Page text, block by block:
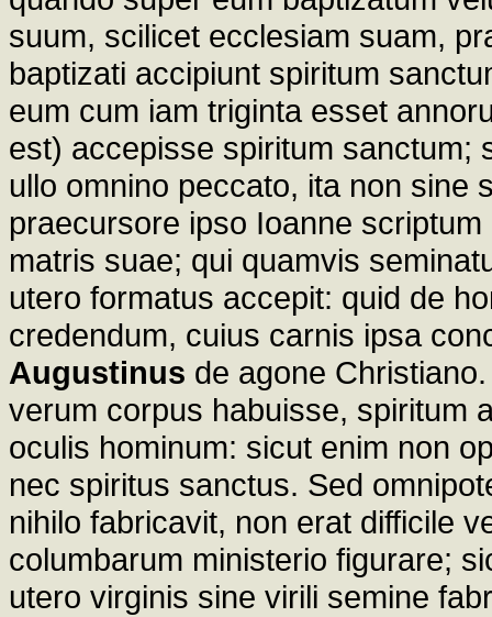
suum, scilicet ecclesiam suam,
baptizati accipiunt spiritum
eum cum iam triginta esset
est) accepisse spiritum sanctum;
ullo omnino peccato, ita non sine
praecursore ipso Ioanne
matris suae; qui quamvis
utero formatus accepit: quid de
credendum, cuius carnis ipsa
Augustinus de agone
verum corpus habuisse, spiritum
oculis hominum: sicut enim non
nec spiritus sanctus. Sed
nihilo fabricavit, non erat difficile
columbarum ministerio figurare;
utero virginis sine virili semine